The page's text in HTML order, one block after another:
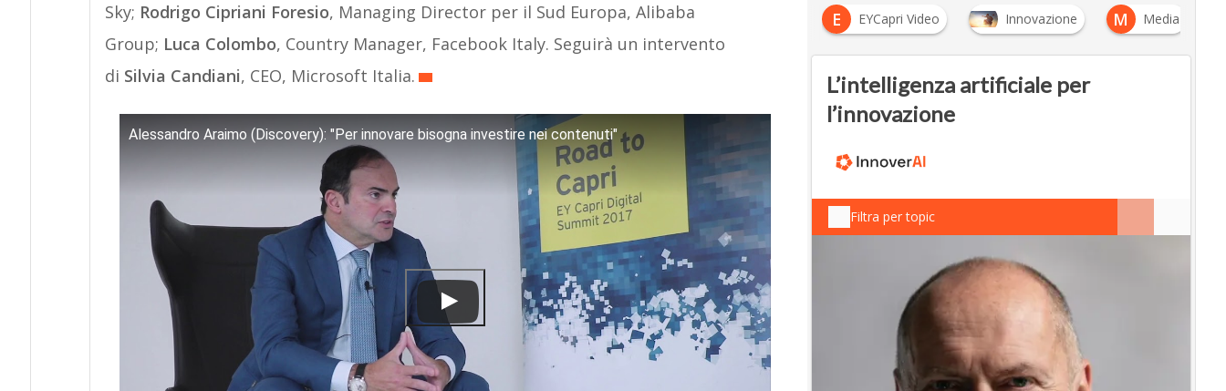
Sky; Rodrigo Cipriani Foresio, Managing Director per il Sud Europa, Alibaba
Group; Luca Colombo, Country Manager, Facebook Italy. Seguirà un intervento
di Silvia Candiani, CEO, Microsoft Italia.
Alessandro Araimo (Discovery): "Per innovare bisogna investire nei contenuti"
E EYCapri Video Innovazione M Media
L’intelligenza artificiale per
l’innovazione
Filtra per topic